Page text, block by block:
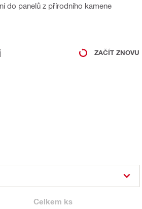
do panelů z přírodního kamene
ZAČÍT ZNOVU
Celkem ks